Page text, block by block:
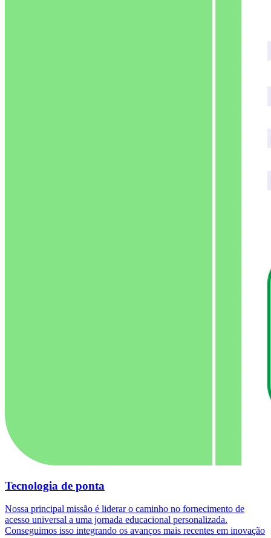
Tecnologia de ponta
Nossa principal missão é liderar o caminho no fornecimento de
acesso universal a uma jornada educacional personalizada.
Conseguimos isso integrando os avanços mais recentes em inovação